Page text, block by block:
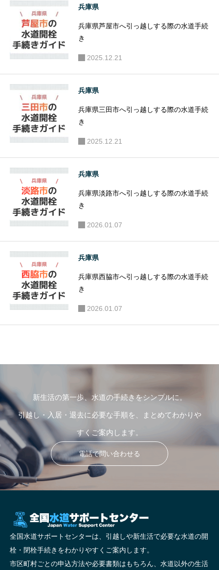
兵庫県
兵庫県芦屋市へ引っ越しする際の水道手続
き
2025.12.21
兵庫県
兵庫県三田市へ引っ越しする際の水道手続
き
2025.12.21
兵庫県
兵庫県淡路市へ引っ越しする際の水道手続
き
2026.01.07
兵庫県
兵庫県西脇市へ引っ越しする際の水道手続
き
2026.01.07
新生活の第一歩、水道の手続きをシンプルに。
引越し・入居・退去に必要な手順を、まとめてわかりや
すくご案内します。
電話で問い合わせる
全国水道サポートセンターは、引越しや新生活で必要な水道の開
栓・閉栓手続きをわかりやすくご案内します。
市区町村ごとの申込方法や必要書類はもちろん、水道以外の生活